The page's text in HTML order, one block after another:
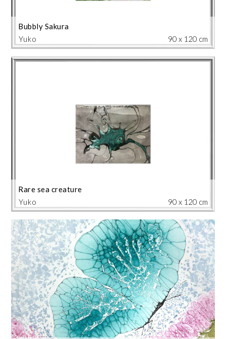
Yuko
Bubbly Sakura
90 x 120 cm
Yuko
Rare sea creature
90 x 120 cm